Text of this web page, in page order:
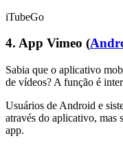
iTubeGo
4. App Vimeo (
Sabia que o aplicativo
de vídeos? A função é
Usuários de Android e
através do aplicativo, mas
app.